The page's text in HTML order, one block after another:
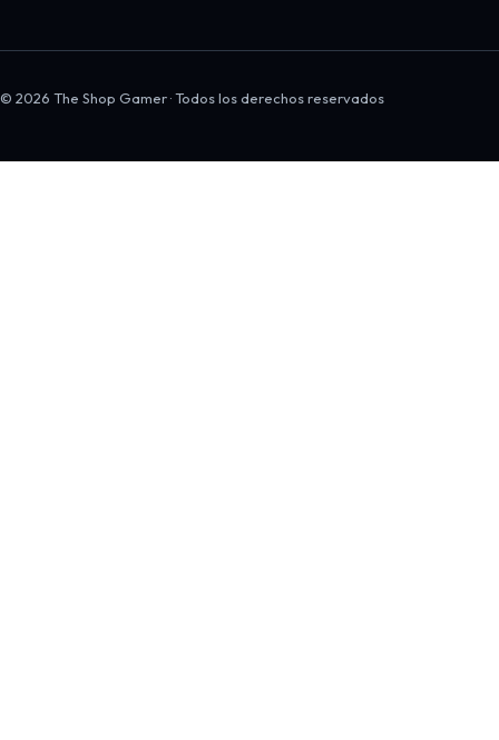
© 2026 The Shop Gamer · Todos los derechos reservados